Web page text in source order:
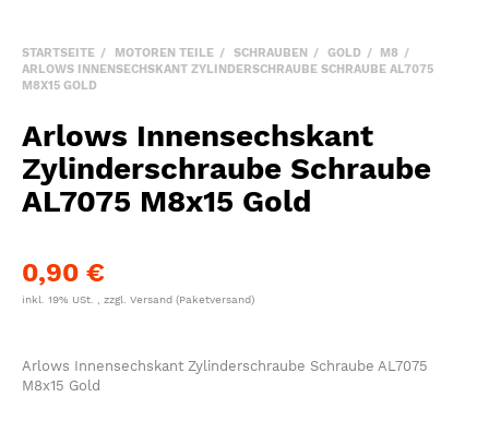
STARTSEITE MOTOREN TEILE SCHRAUBEN GOLD
M8
ARLOWS INNENSECHSKANT ZYLINDERSCHRAUBE SCHRAUBE AL7075
M8X15 GOLD
Arlows Innensechskant
Zylinderschraube Schraube
AL7075 M8x15 Gold
0,90 €
inkl. 19% USt. , zzgl. Versand (Paketversand)
Arlows Innensechskant Zylinderschraube Schraube AL7075
M8x15 Gold